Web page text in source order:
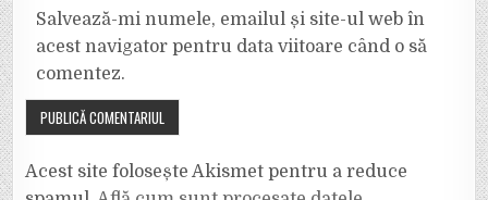
Salvează-mi numele, emailul și site-ul web în
acest navigator pentru data viitoare când o să
comentez.
Acest site folosește Akismet pentru a reduce